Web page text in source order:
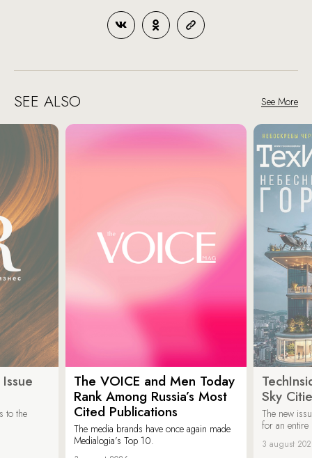
SEE ALSO See More
to the
The VOICE and Men Today
Rank Among Russia’s Most
Cited Publications
The media brands have once again made
Medialogia’s Top 10.
Sky
The new
for an entire
3 august